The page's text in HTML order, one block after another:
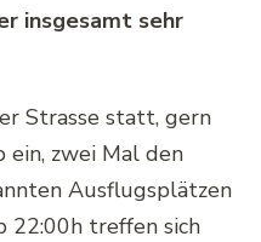
insgesamt sehr
Strasse statt, gern
ein, zwei Mal den
Ausflugsplätzen
22:00h treffen sich